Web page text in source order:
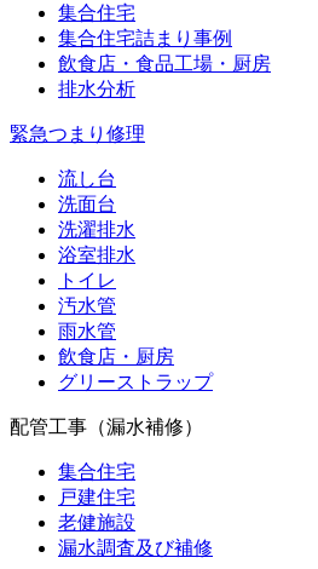
集合住宅
集合住宅詰まり事例
飲食店・食品工場・厨房
排水分析
緊急つまり修理
流し台
洗面台
洗濯排水
浴室排水
トイレ
汚水管
雨水管
飲食店・厨房
グリーストラップ
配管工事（漏水補修）
集合住宅
戸建住宅
老健施設
漏水調査及び補修